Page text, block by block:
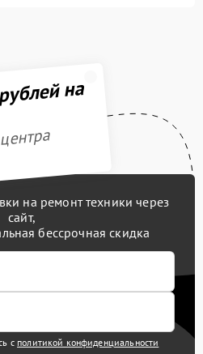
на
на ремонт техники через
сайт,
бессрочная скидка
с политикой конфиденциальности